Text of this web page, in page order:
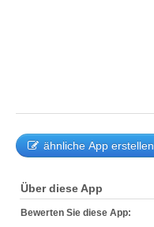
ähnliche App erstellen
Über diese App
Bewerten Sie diese App: